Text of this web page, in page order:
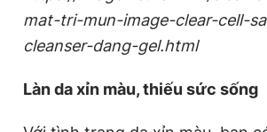
mat-tri-mun-image-clear-cell-
cleanser-dang-gel.html
Làn da xỉn màu, thiếu sức sống